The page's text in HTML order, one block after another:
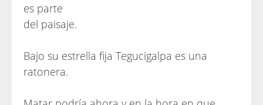
es parte
del paisaje.
Bajo su estrella fija Tegucigalpa es una
ratonera.